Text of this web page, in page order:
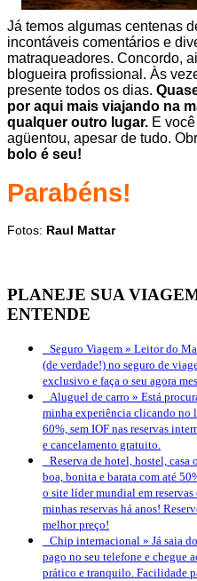
Já temos algumas centenas
incontáveis comentários e
matraqueadores. Concordo,
blogueira profissional. Às
presente todos os dias.
por aqui mais viajando na
qualquer outro lugar. E
agüentou, apesar de tudo.
bolo é seu!
Parabéns!
Fotos: Raul Mattar
PLANEJE SUA
ENTENDE
Seguro Viagem » Leitor do
(de verdade!) no seguro de
exclusivo e faça o seu agora
Aluguel de carro » Está
minha experiência clicando no
60%, sem IOF nas reservas
e cancelamento gratuito.
Reserva de hotel, hostel, casa
boa, bonita e barata com até
o site líder mundial em
minhas reservas há anos!
melhor preço!
Chip internacional » Já saia
pago no seu telefone e chegue
prático e tranquilo. Facilidade